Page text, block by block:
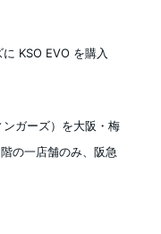
KSO EVO を購入
ガーズ）を大阪・梅
の一店舗のみ、阪急